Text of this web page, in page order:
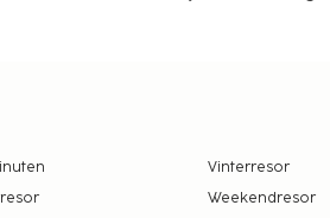
Vinterresor
Weekendresor